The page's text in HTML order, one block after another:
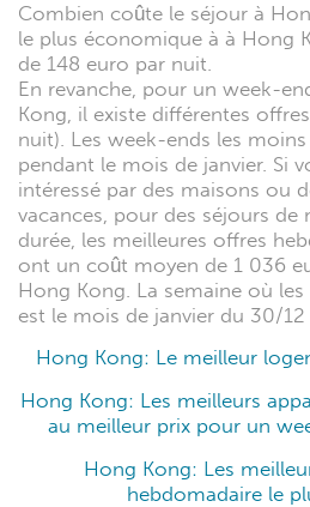
Combien coûte le séjour à
le plus économique à à Hong
de 148 euro par nuit.
En revanche, pour un week-
Kong, il existe différentes
nuit). Les week-ends les
pendant le mois de janvier. Si
intéressé par des maisons ou
vacances, pour des séjours
durée, les meilleures offres
ont un coût moyen de 1 036
Hong Kong. La semaine où
est le mois de janvier du 30/
Hong Kong: Le meilleur
Hong Kong: Les meilleurs
au meilleur prix pour un
Hong Kong: Les
hebdomadaire le